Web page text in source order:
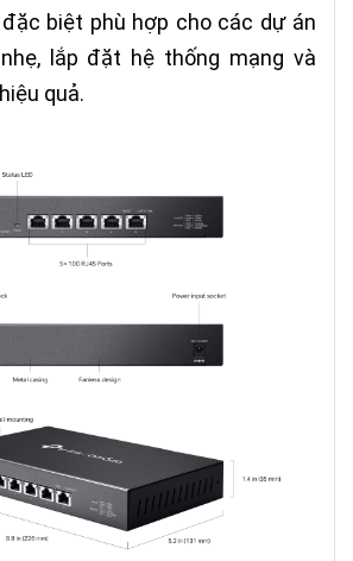
biệt phù hợp cho các dự án
lắp đặt hệ thống mạng và
quả.